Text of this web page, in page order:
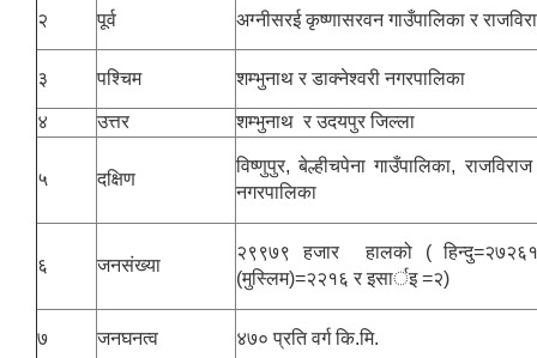
२ पूर्व अग्नीसरई कृष्णासरवन गाउँपालिका र
३ पश्चिम शम्भुनाथ र डाक्नेश्वरी नगरपालिका
४ उत्तर शम्भुनाथ र उदयपुर जिल्ला
५ दक्षिण
विष्णुपुर, बेल्हीचपेना गाउँपालिका,
नगरपालिका
६ जनसंख्या
२९९७९ हजार हालको (
(मुस्लिम)=२२१६ र इसार्इ ‍=२)
७ जनघनत्व ४७० प्रति वर्ग कि.मि.